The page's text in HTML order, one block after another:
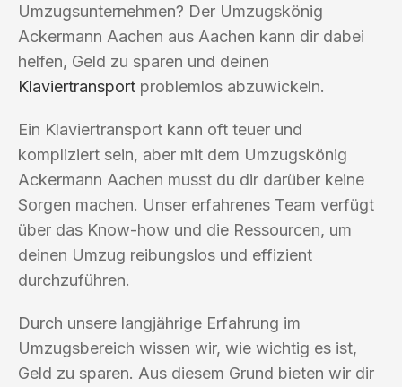
Umzugsunternehmen? Der Umzugskönig
Ackermann Aachen aus Aachen kann dir dabei
helfen, Geld zu sparen und deinen
Klaviertransport problemlos abzuwickeln.
Ein Klaviertransport kann oft teuer und
kompliziert sein, aber mit dem Umzugskönig
Ackermann Aachen musst du dir darüber keine
Sorgen machen. Unser erfahrenes Team verfügt
über das Know-how und die Ressourcen, um
deinen Umzug reibungslos und effizient
durchzuführen.
Durch unsere langjährige Erfahrung im
Umzugsbereich wissen wir, wie wichtig es ist,
Geld zu sparen. Aus diesem Grund bieten wir dir